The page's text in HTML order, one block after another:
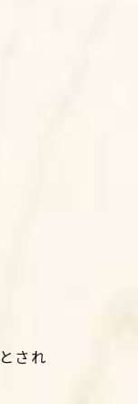
され